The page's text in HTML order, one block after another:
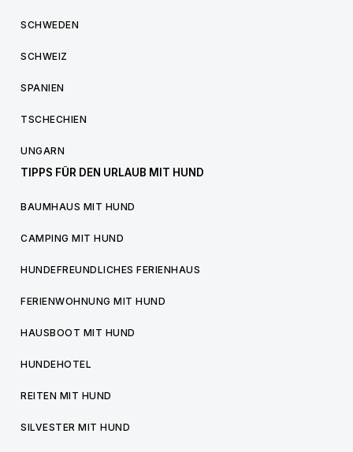
SCHWEDEN
SCHWEIZ
SPANIEN
TSCHECHIEN
UNGARN
TIPPS FÜR DEN URLAUB MIT HUND
BAUMHAUS MIT HUND
CAMPING MIT HUND
HUNDEFREUNDLICHES FERIENHAUS
FERIENWOHNUNG MIT HUND
HAUSBOOT MIT HUND
HUNDEHOTEL
REITEN MIT HUND
SILVESTER MIT HUND